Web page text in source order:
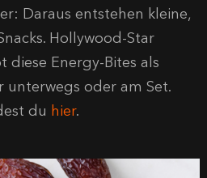
Daraus entstehen kleine,
Hollywood-Star
diese Energy-Bites als
unterwegs oder am Set.
du hier.